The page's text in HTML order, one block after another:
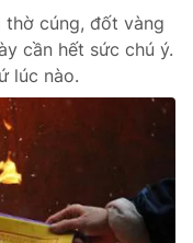
thờ cúng, đốt vàng
cần hết sức chú ý.
lúc nào.